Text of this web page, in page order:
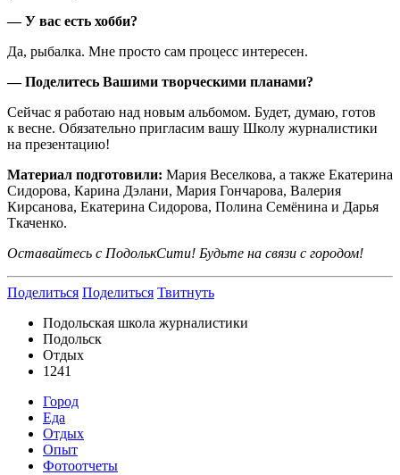
— У вас есть хобби?
Да, рыбалка. Мне просто сам процесс интересен.
— Поделитесь Вашими творческими планами?
Сейчас я работаю над новым альбомом. Будет, думаю, готов
к весне. Обязательно пригласим вашу Школу журналистики
на презентацию!
Материал подготовили: Мария Веселкова, а также Екатерина
Сидорова, Карина Дэлани, Мария Гончарова, Валерия
Кирсанова, Екатерина Сидорова, Полина Семёнина и Дарья
Ткаченко.
Оставайтесь с ПодолькСити! Будьте на связи с городом!
Поделиться Поделиться Твитнуть
Подольская школа журналистики
Подольск
Отдых
1241
Город
Еда
Отдых
Опыт
Фотоотчеты